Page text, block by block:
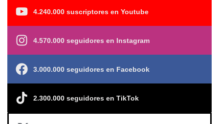
4.240.000 suscriptores en Youtube
4.570.000 seguidores en Instagram
3.000.000 seguidores en Facebook
2.300.000 seguidores en TikTok